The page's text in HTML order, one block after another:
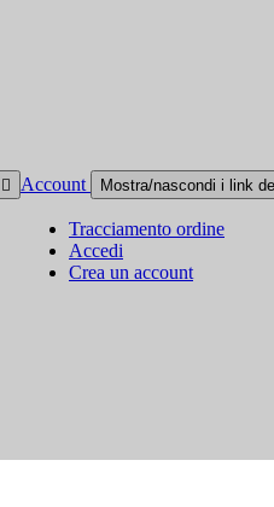
 Account Mostra/nascondi i link
Tracciamento ordine
Accedi
Crea un account